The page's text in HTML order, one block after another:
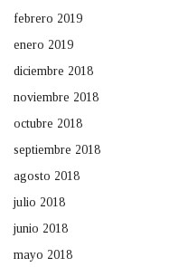
febrero 2019
enero 2019
diciembre 2018
noviembre 2018
octubre 2018
septiembre 2018
agosto 2018
julio 2018
junio 2018
mayo 2018